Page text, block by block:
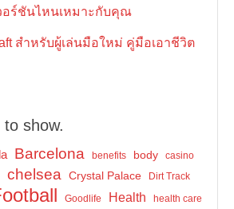
อร์ชันไหนเหมาะกับคุณ
สำหรับผู้เล่นมือใหม่ คู่มือเอาชีวิต
show.
Barcelona benefits body
casino
chelsea Crystal Palace
Dirt Track
Goodlife Health health care